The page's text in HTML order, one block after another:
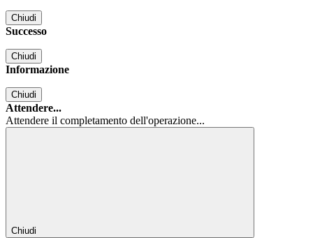
Chiudi
Successo
Chiudi
Informazione
Chiudi
Attendere...
Attendere il completamento dell'operazione...
Chiudi